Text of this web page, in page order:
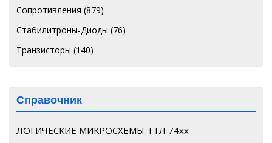
Сопротивления (879)
Стабилитроны-Диоды (76)
Транзисторы (140)
Справочник
ЛОГИЧЕСКИЕ МИКРОСХЕМЫ ТТЛ 74хх